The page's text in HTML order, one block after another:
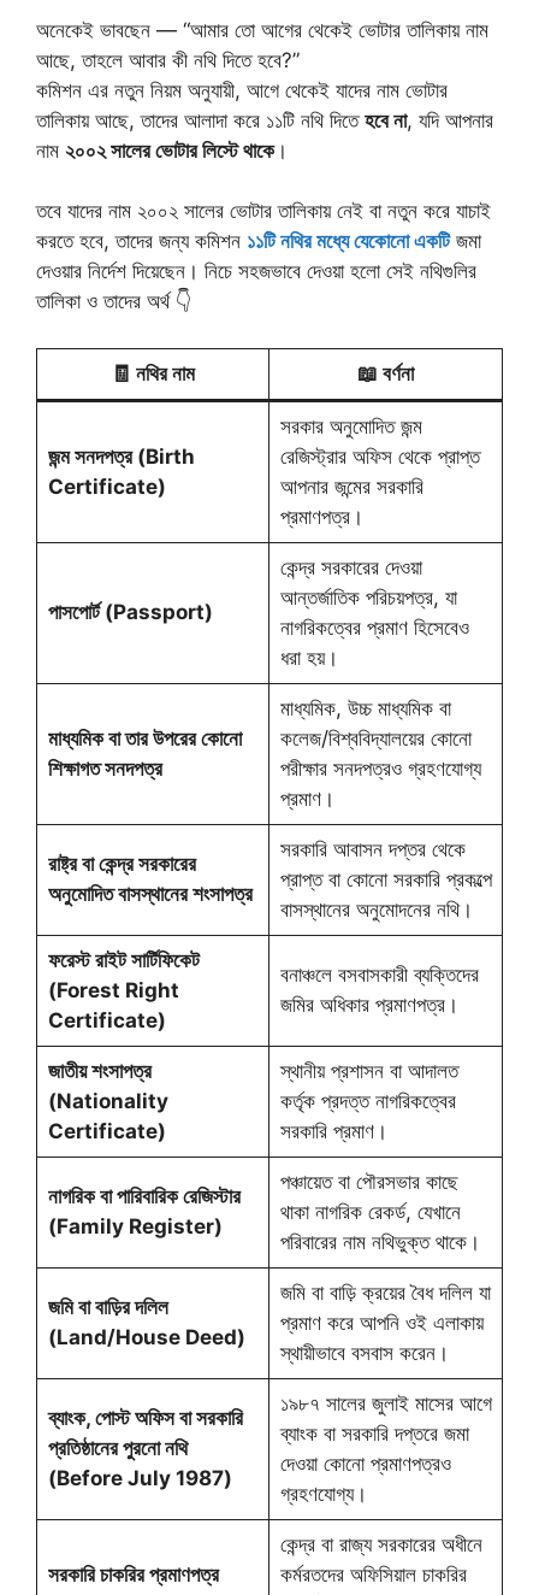
অনেকেই ভাবছেন — “আমার তো আগের থেকেই ভোটার তালিকায় নাম
আছে, তাহলে আবার কী নথি দিতে হবে?”
কমিশন এর নতুন নিয়ম অনুযায়ী, আগে থেকেই যাদের নাম ভোটার
তালিকায় আছে, তাদের আলাদা করে ১১টি নথি দিতে হবে না, যদি আপনার
নাম ২০০২ সালের ভোটার লিস্টে থাকে।
তবে যাদের নাম ২০০২ সালের ভোটার তালিকায় নেই বা নতুন করে যাচাই
করতে হবে, তাদের জন্য কমিশন ১১টি নথির মধ্যে যেকোনো একটিজমা
দেওয়ার নির্দেশ দিয়েছেন। নিচে সহজভাবে দেওয়া হলো সেই নথিগুলির
তালিকা ও তাদের অর্থ 👇
🧾 নথির নাম 📖 বর্ণনা
জন্ম সনদপত্র (Birth
Certificate)
সরকার অনুমোদিত জন্ম
রেজিস্ট্রার অফিস থেকে প্রাপ্ত
আপনার জন্মের সরকারি
প্রমাণপত্র।
পাসপোর্ট (Passport)
কেন্দ্র সরকারের দেওয়া
আন্তর্জাতিক পরিচয়পত্র, যা
নাগরিকত্বের প্রমাণ হিসেবেও
ধরা হয়।
মাধ্যমিক বা তার উপরের কোনো
শিক্ষাগত সনদপত্র
মাধ্যমিক, উচ্চ মাধ্যমিক বা
কলেজ/বিশ্ববিদ্যালয়ের কোনো
পরীক্ষার সনদপত্রও গ্রহণযোগ্য
প্রমাণ।
রাষ্ট্র বা কেন্দ্র সরকারের
অনুমোদিত বাসস্থানের শংসাপত্র
সরকারি আবাসন দপ্তর থেকে
প্রাপ্ত বা কোনো সরকারি প্রকল্পে
বাসস্থানের অনুমোদনের নথি।
ফরেস্ট রাইট সার্টিফিকেট
(Forest Right
Certificate)
বনাঞ্চলে বসবাসকারী ব্যক্তিদের
জমির অধিকার প্রমাণপত্র।
জাতীয় শংসাপত্র
(Nationality
Certificate)
স্থানীয় প্রশাসন বা আদালত
কর্তৃক প্রদত্ত নাগরিকত্বের
সরকারি প্রমাণ।
নাগরিক বা পারিবারিক রেজিস্টার
(Family Register)
পঞ্চায়েত বা পৌরসভার কাছে
থাকা নাগরিক রেকর্ড, যেখানে
পরিবারের নাম নথিভুক্ত থাকে।
জমি বা বাড়ির দলিল
(Land/House Deed)
জমি বা বাড়ি ক্রয়ের বৈধ দলিল যা
প্রমাণ করে আপনি ওই এলাকায়
স্থায়ীভাবে বসবাস করেন।
ব্যাংক, পোস্ট অফিস বা সরকারি
প্রতিষ্ঠানের পুরনো নথি
(Before July 1987)
১৯৮৭ সালের জুলাই মাসের আগে
ব্যাংক বা সরকারি দপ্তরে জমা
দেওয়া কোনো প্রমাণপত্রও
গ্রহণযোগ্য।
সরকারি চাকরির প্রমাণপত্র
কেন্দ্র বা রাজ্য সরকারের অধীনে
কর্মরতদের অফিসিয়াল চাকরির